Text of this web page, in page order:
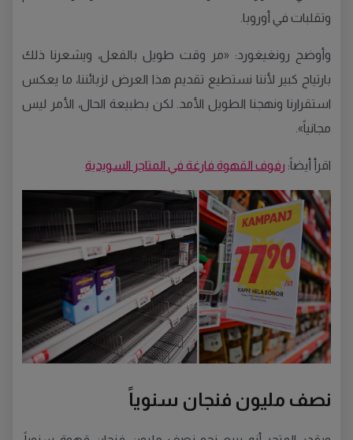
وتقلبات في أوروبا.
وأوضح رونغيغورد: «مر وقت طويل بالفعل، ويشعرنا ذلك
بارتياح كبير لأننا نستطيع تقديم هذا العرض لزبائننا، ما يعكس
استقرارنا ونهجنا الطويل الأمد. لكن بطبيعة الحال، الأمر ليس
مجانياً».
اقرأ أيضاً: رفوف القهوة فارغة في المتاجر السويدية
نصف مليون فنجان سنوياً